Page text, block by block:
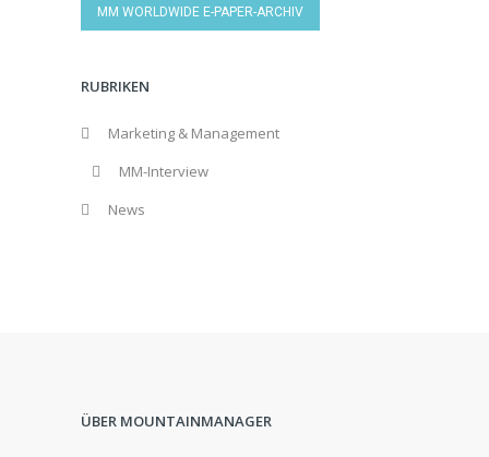
MM WORLDWIDE E-PAPER-ARCHIV
RUBRIKEN
Marketing & Management
MM-Interview
News
ÜBER MOUNTAINMANAGER